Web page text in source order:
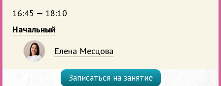
16:45 — 18:10
Начальный
Елена Месцова
Записаться на занятие